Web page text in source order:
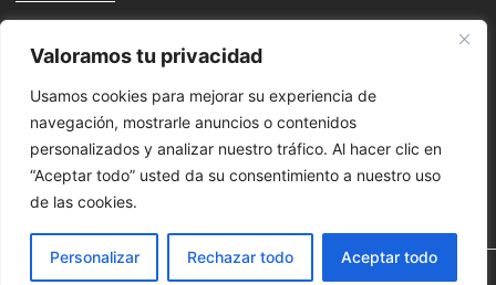
Valoramos tu privacidad
Usamos cookies para mejorar su experiencia de
navegación, mostrarle anuncios o contenidos
personalizados y analizar nuestro tráfico. Al hacer clic en
“Aceptar todo” usted da su consentimiento a nuestro uso
de las cookies.
Personalizar Rechazar todo Aceptar todo
Política de privacidad
REDES SOCIALES
© 2026MPI Mantenimiento Periféricos Informáticos